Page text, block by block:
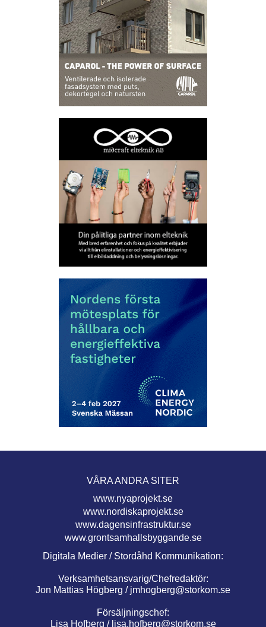
VÅRA ANDRA SITER
www.nyaprojekt.se
www.nordiskaprojekt.se
www.dagensinfrastruktur.se
www.grontsamhallsbyggande.se
Digitala Medier / Stordåhd Kommunikation:
Verksamhetsansvarig/Chefredaktör:
Jon Mattias Högberg / jmhogberg@storkom.se
Försäljningschef:
Lisa Hofberg / lisa.hofberg@storkom.se